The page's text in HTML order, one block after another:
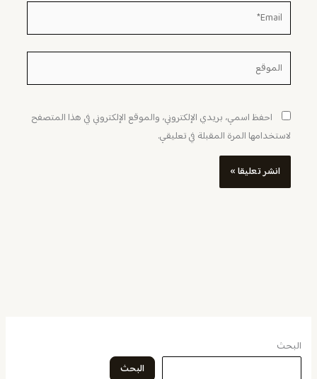
Email*
الموقع
احفظ اسمي، بريدي الإلكتروني، والموقع الإلكتروني في هذا المتصفح
لاستخدامها المرة المقبلة في تعليقي.
البحث
البحث